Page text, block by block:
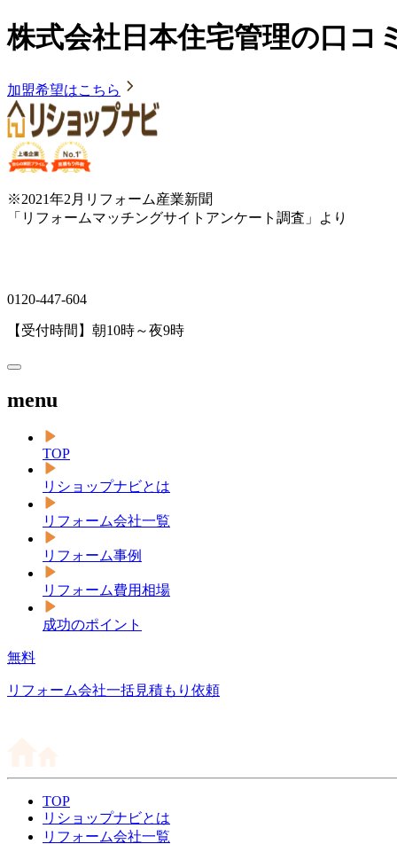
株式会社日本住宅管理の口コ
加盟希望はこちら
※2021年2月リフォーム産業新聞
「リフォームマッチングサイトアンケート調査」より
0120-447-604
【受付時間】朝10時～夜9時
menu
TOP
リショップナビとは
リフォーム会社一覧
リフォーム事例
リフォーム費用相場
成功のポイント
無料
リフォーム会社一括見積もり依頼
TOP
リショップナビとは
リフォーム会社一覧